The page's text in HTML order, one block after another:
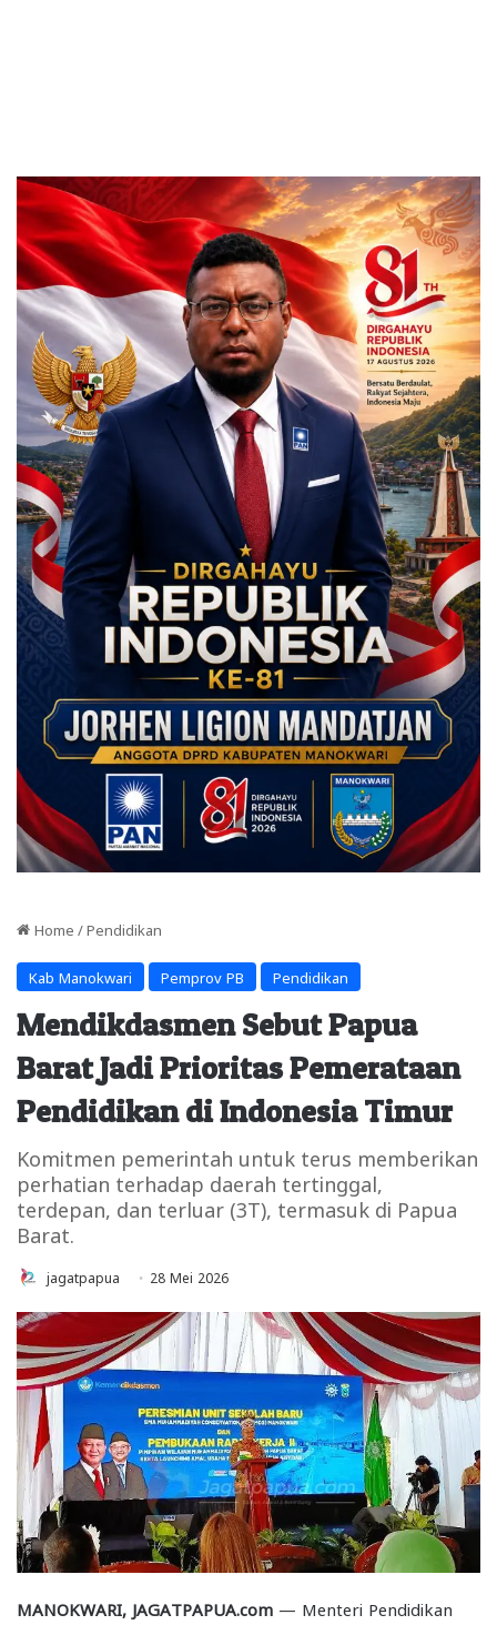
Home / Pendidikan
Kab Manokwari Pemprov PB Pendidikan
Mendikdasmen Sebut Papua
Barat Jadi Prioritas Pemerataan
Pendidikan di Indonesia Timur
Komitmen pemerintah untuk terus memberikan
perhatian terhadap daerah tertinggal,
terdepan, dan terluar (3T), termasuk di Papua
Barat.
jagatpapua 28 Mei 2026
MANOKWARI, JAGATPAPUA.com — Menteri Pendidikan